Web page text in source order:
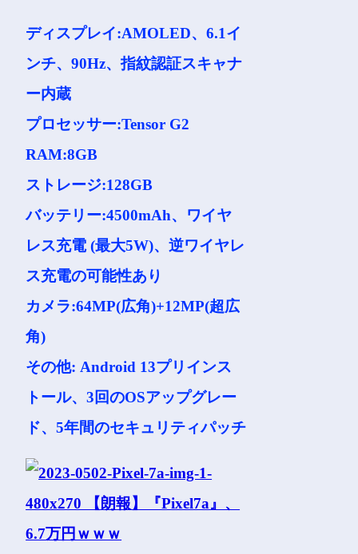
ディスプレイ:AMOLED、6.1イ
ンチ、90Hz、指紋認証スキャナ
ー内蔵
プロセッサー:Tensor G2
RAM:8GB
ストレージ:128GB
バッテリー:4500mAh、ワイヤ
レス充電 (最大5W)、逆ワイヤレ
ス充電の可能性あり
カメラ:64MP(広角)+12MP(超広
角)
その他: Android 13プリインス
トール、3回のOSアップグレー
ド、5年間のセキュリティパッチ